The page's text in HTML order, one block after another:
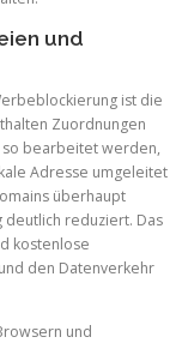
und
ist die
Zuordnungen
so bearbeitet werden,
Adresse umgeleitet
überhaupt
deutlich reduziert. Das
kostenlose
den Datenverkehr
und